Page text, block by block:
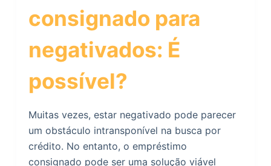
consignado para
negativados: É
possível?
Muitas vezes, estar negativado pode parecer
um obstáculo intransponível na busca por
crédito. No entanto, o empréstimo
consignado pode ser uma solução viável